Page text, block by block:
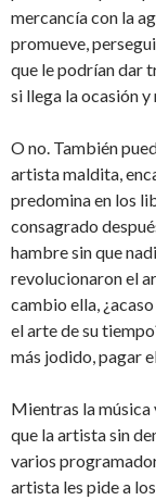
mercancía con la
promueve,
que le podrían dar
si llega la ocasión y
O no. También
artista maldita,
predomina en los
consagrado
hambre sin que
revolucionaron el
cambio ella,
el arte de su
más jodido, pagar
Mientras la música
que la artista sin
varios
artista les pide a